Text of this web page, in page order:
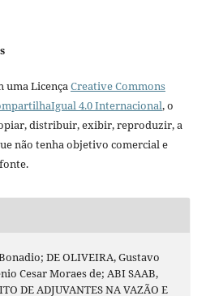
uma LicençaCreative Commons
4.0 Internacional, o
distribuir, exibir, reproduzir, a
não tenha objetivo comercial e
DE OLIVEIRA, Gustavo
Cesar Moraes de; ABI SAAB,
DE ADJUVANTES NA VAZÃO E